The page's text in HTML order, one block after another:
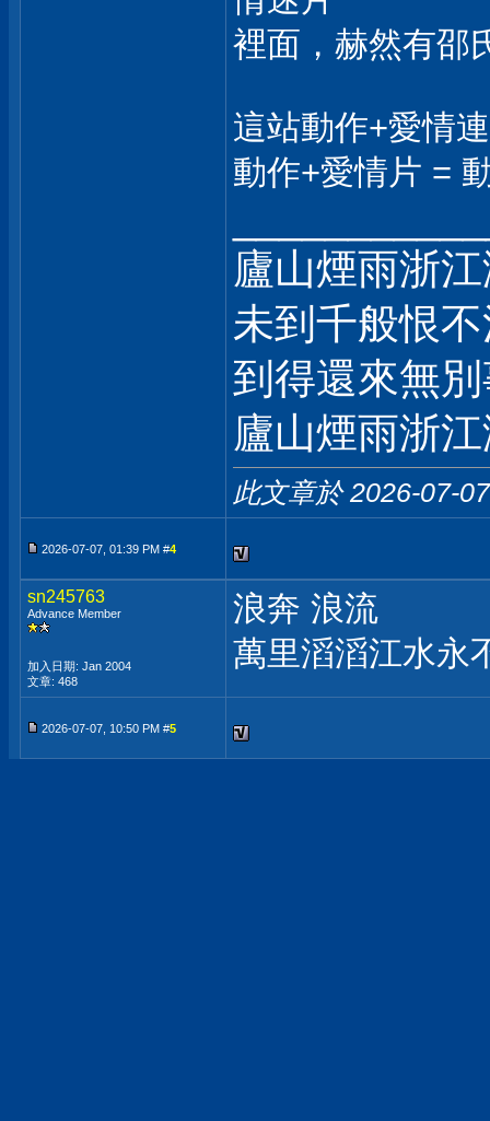
裡面，赫然有邵
這站動作+愛情
動作+愛情片 =
廬山煙雨浙
未到千般恨
到得還來無
廬山煙雨浙
此文章於 2026-07-
2026-07-07, 01:39 PM #4
sn245763
Advance Member
加入日期: Jan 2004
文章: 468
浪奔 浪流
萬里滔滔江水永
2026-07-07, 10:50 PM #5